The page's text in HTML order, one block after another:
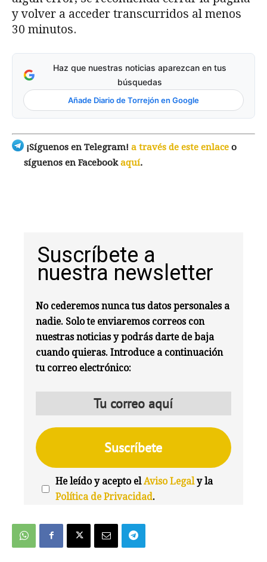
y volver a acceder transcurridos al menos
30 minutos.
Haz que nuestras noticias aparezcan en tus
búsquedas
Añade Diario de Torrejón en Google
¡Síguenos en Telegram! a través de este enlace o
síguenos en Facebookaquí.
Suscríbete a
nuestra newsletter
No cederemos nunca tus datos personales a
nadie. Solo te enviaremos correos con
nuestras noticias y podrás darte de baja
cuando quieras. Introduce a continuación
tu correo electrónico:
He leído y acepto elAviso Legaly la
Política de Privacidad.